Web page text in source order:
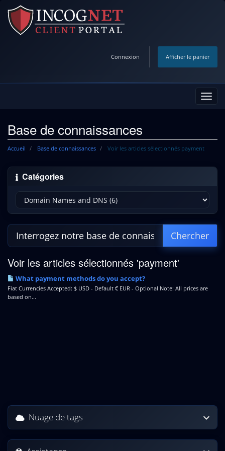
Connexion Afficher le panier
la
Base de connaissances
Accueil Base de connaissances Voir les articles sélectionnés payment
Catégories
Voir les articles sélectionnés 'payment'
What payment methods do you accept?
Fiat Currencies Accepted: $ USD - Default € EUR - Optional Note: All prices are
based on...
Nuage de tags